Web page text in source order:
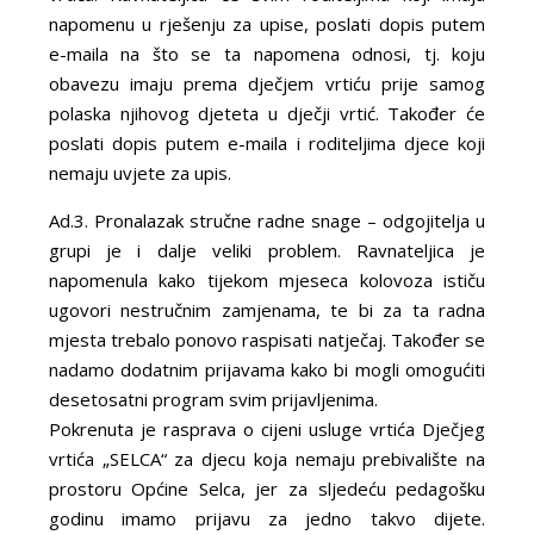
napomenu u rješenju za upise, poslati dopis putem
e-maila na što se ta napomena odnosi, tj. koju
obavezu imaju prema dječjem vrtiću prije samog
polaska njihovog djeteta u dječji vrtić. Također će
poslati dopis putem e-maila i roditeljima djece koji
nemaju uvjete za upis.
Ad.3. Pronalazak stručne radne snage – odgojitelja u
grupi je i dalje veliki problem. Ravnateljica je
napomenula kako tijekom mjeseca kolovoza ističu
ugovori nestručnim zamjenama, te bi za ta radna
mjesta trebalo ponovo raspisati natječaj. Također se
nadamo dodatnim prijavama kako bi mogli omogućiti
desetosatni program svim prijavljenima.
Pokrenuta je rasprava o cijeni usluge vrtića Dječjeg
vrtića „SELCA“ za djecu koja nemaju prebivalište na
prostoru Općine Selca, jer za sljedeću pedagošku
godinu imamo prijavu za jedno takvo dijete.